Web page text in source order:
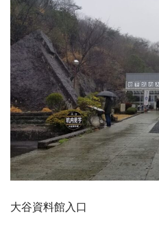
大谷資料館入口